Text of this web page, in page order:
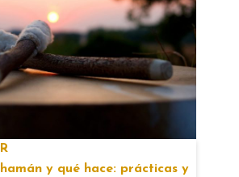
y qué hace: prácticas y